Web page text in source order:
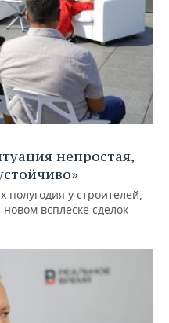
непростая,
полугодия у строителей,
всплеске сделок